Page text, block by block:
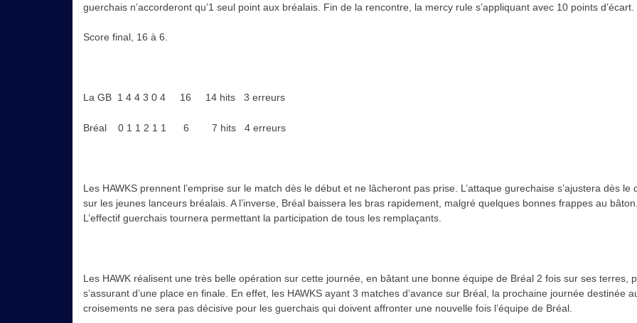
guerchais n’accorderont qu’1 seul point aux bréalais. Fin de la rencontre, la mercy rule s’appliquant avec 10 points d’écart.
Score final, 16 à 6.
La GB 1 4 4 3 0 4 16 14 hits 3 erreurs
Bréal 0 1 1 2 1 1 6 7 hits 4 erreurs
Les HAWKS prennent l’emprise sur le match dès le début et ne lâcheront pas prise. L’attaque gurechaise s’ajustera dès le
sur les jeunes lanceurs bréalais. A l’inverse, Bréal baissera les bras rapidement, malgré quelques bonnes frappes au bâton.
L’effectif guerchais tournera permettant la participation de tous les remplaçants.
Les HAWK réalisent une très belle opération sur cette journée, en bâtant une bonne équipe de Bréal 2 fois sur ses terres,
s’assurant d’une place en finale. En effet, les HAWKS ayant 3 matches d’avance sur Bréal, la prochaine journée destinée
croisements ne sera pas décisive pour les guerchais qui doivent affronter une nouvelle fois l’équipe de Bréal.